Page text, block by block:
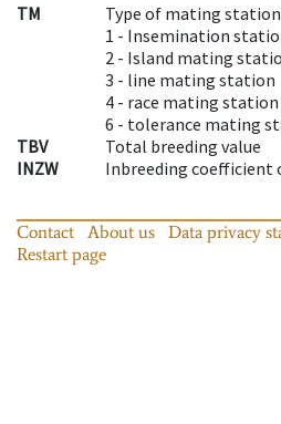
TM
Type of mating station
1 - Insemination
2 - Island mating
3 - line mating station
4 - race mating station
6 - tolerance mating
TBV
Total breeding value
INZW
Inbreeding coefficient
Contact About us Data privacy
Restart page